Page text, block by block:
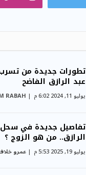
تطورات جديدة من
عبد الرازق الفاضح
يوليو 11, 2024 6:02 م RABAH
تفاصيل جديدة في
الرازق.. من هو الزوج ؟
يوليو 19, 2025 5:53 م عمرو